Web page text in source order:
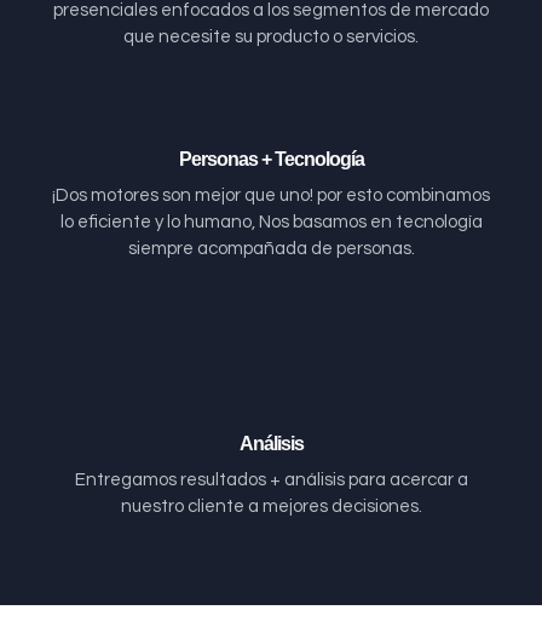
presenciales enfocados a los segmentos de mercado
que necesite su producto o servicios.
Personas + Tecnología
¡Dos motores son mejor que uno! por esto combinamos
lo eficiente y lo humano, Nos basamos en tecnología
siempre acompañada de personas.
Análisis
Entregamos resultados + análisis para acercar a
nuestro cliente a mejores decisiones.